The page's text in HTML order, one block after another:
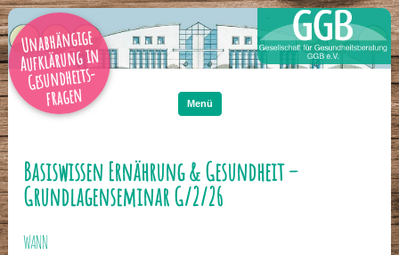
Unabhängige
Aufklärung in
Gesundheits-
fragen Menü
Basiswissen Ernährung & Gesundheit –
Grundlagenseminar G/2/26
WANN